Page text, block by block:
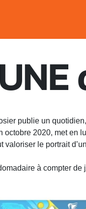
publie un
octobre 2020, met en
le portrait
à compter